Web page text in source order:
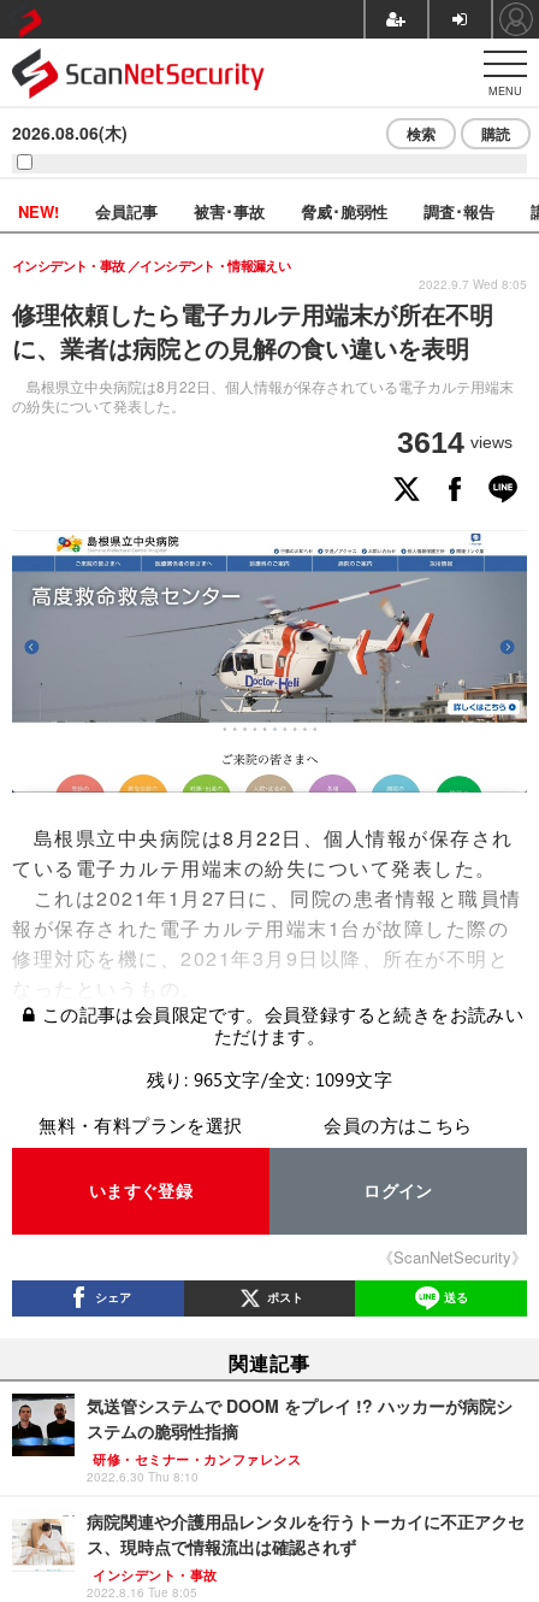
MENU
2026.08.06(木) 検索 購読
NEW! 会員記事 被害･事故 脅威･脆弱性 調査･報告
修理依頼したら電子カルテ用端末が所在不明
に、業者は病院との見解の食い違いを表明
島根県立中央病院は8月22日、個人情報が保存されている電子カルテ用端末
の紛失について発表した。
インシデント・事故 インシデント・情報漏えい
3614 views
2022.9.7 Wed 8:05
島根県立中央病院は8月22日、個人情報が保存され
ている電子カルテ用端末の紛失について発表した。
これは2021年1月27日に、同院の患者情報と職員情
報が保存された電子カルテ用端末1台が故障した際の
修理対応を機に、2021年3月9日以降、所在が不明と
なったというもの。
この記事は会員限定です。会員登録すると続きをお読みい
ただけます。
残り: 965文字/全文: 1099文字
無料・有料プランを選択
いますぐ登録
会員の方はこちら
ログイン
《ScanNetSecurity》
シェア ポスト 送る
関連記事
気送管システムで DOOM をプレイ !? ハッカーが病院シ
ステムの脆弱性指摘
研修・セミナー・カンファレンス
2022.6.30 Thu 8:10
病院関連や介護用品レンタルを行うトーカイに不正アクセ
ス、現時点で情報流出は確認されず
インシデント・事故
2022.8.16 Tue 8:05